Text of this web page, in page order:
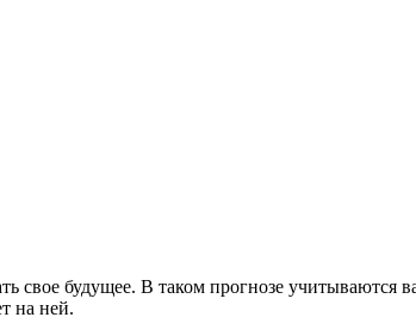
свое будущее. В таком прогнозе учитываются
на ней.